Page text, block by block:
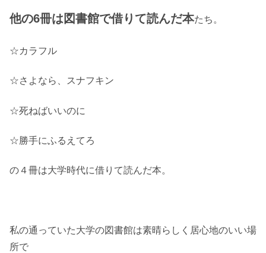
他の6冊は図書館で借りて読んだ本たち。
☆カラフル
☆さよなら、スナフキン
☆死ねばいいのに
☆勝手にふるえてろ
の４冊は大学時代に借りて読んだ本。
私の通っていた大学の図書館は素晴らしく居心地のいい場
所で